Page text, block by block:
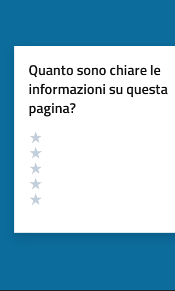
Quanto sono chiare le
informazioni su questa
pagina?
Valutazione